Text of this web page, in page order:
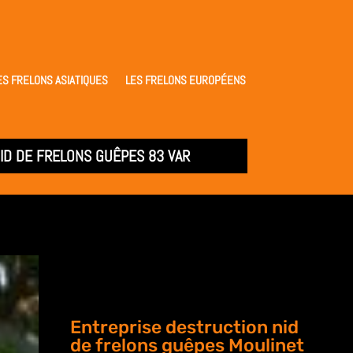
FRELONS ASIATIQUES LES FRELONS EUROPÉENS
DE FRELONS GUÊPES 83 VAR
Entreprise destruction nid
de frelons guêpes Moulinet